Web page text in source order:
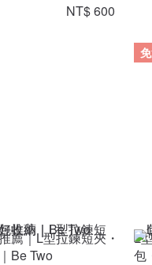
NT$ 600
薦｜L型拉鍊短夾・
Be Two
L
包